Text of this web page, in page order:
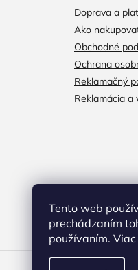
Tento web
prechádzaním
používaním.
Doprava a
Ako
Obchodné
Ochrana
Reklamačný
Reklamácia a